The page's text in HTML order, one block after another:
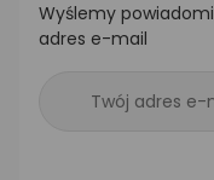
Wyślemy
adres e-mail